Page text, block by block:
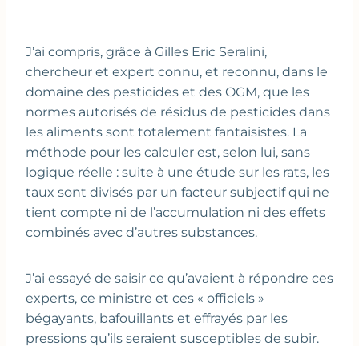
J’ai compris, grâce à Gilles Eric Seralini,
chercheur et expert connu, et reconnu, dans le
domaine des pesticides et des OGM, que les
normes autorisés de résidus de pesticides dans
les aliments sont totalement fantaisistes. La
méthode pour les calculer est, selon lui, sans
logique réelle : suite à une étude sur les rats, les
taux sont divisés par un facteur subjectif qui ne
tient compte ni de l’accumulation ni des effets
combinés avec d’autres substances.
J’ai essayé de saisir ce qu’avaient à répondre ces
experts, ce ministre et ces « officiels »
bégayants, bafouillants et effrayés par les
pressions qu’ils seraient susceptibles de subir.